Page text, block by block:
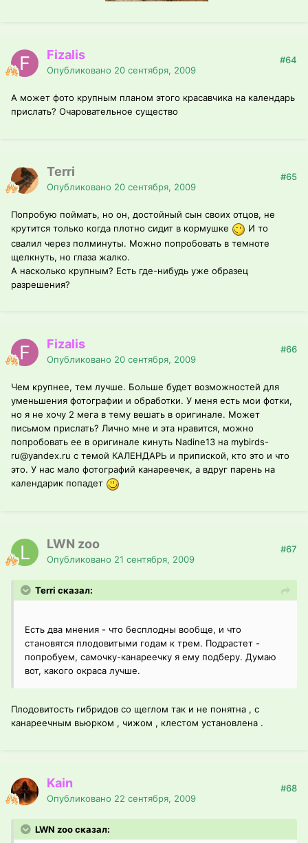
Fizalis
Опубликовано 20 сентября, 2009
#64
А может фото крупным планом этого красавчика на календарь
прислать? Очаровательное существо
Terri
Опубликовано 20 сентября, 2009
#65
Попробую поймать, но он, достойный сын своих отцов, не
крутится только когда плотно сидит в кормушке
И то
свалил через полминуты. Можно попробовать в темноте
щелкнуть, но глаза жалко.
А насколько крупным? Есть где-нибудь уже образец
разрешения?
Fizalis
Опубликовано 20 сентября, 2009
#66
Чем крупнее, тем лучше. Больше будет возможностей для
уменьшения фотографии и обработки. У меня есть мои фотки,
но я не хочу 2 мега в тему вешать в оригинале. Может
письмом прислать? Лично мне и эта нравится, можно
попробовать ее в оригинале кинуть Nadine13 на mybirds-
ru@yandex.ru с темой КАЛЕНДАРЬ и припиской, кто это и что
это. У нас мало фотографий канареечек, а вдруг парень на
календарик попадет
LWN zoo
Опубликовано 21 сентября, 2009
#67
Terri сказал:
Есть два мнения - что бесплодны вообще, и что
становятся плодовитыми годам к трем. Подрастет -
попробуем, самочку-канареечку я ему подберу. Думаю
вот, какого окраса лучше.
Плодовитость гибридов со щеглом так и не понятна , с
канареечным вьюрком , чижом , клестом установлена .
Kain
Опубликовано 22 сентября, 2009
#68
LWN zoo сказал: